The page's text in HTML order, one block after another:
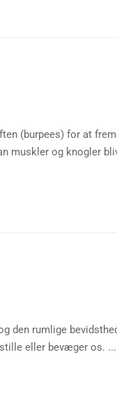
(burpees) for at
muskler og knogler
den rumlige
eller bevæger os. ...